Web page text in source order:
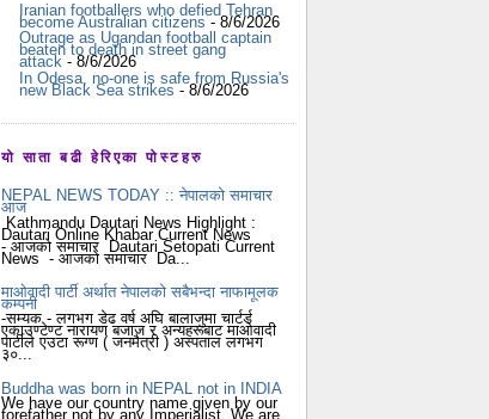
Iranian footballers who defied Tehran
become Australian citizens - 8/6/2026
Outrage as Ugandan football captain
beaten to death in street gang
attack - 8/6/2026
In Odesa, no-one is safe from Russia's
new Black Sea strikes- 8/6/2026
यो साता बढी हेरिएका पोस्टहरु
NEPAL NEWS TODAY :: नेपालको समाचार
आज
Kathmandu Dautari News Highlight :
Dautari Online Khabar Current News
- आजको समाचार Dautari Setopati Current
News - आजको समाचार Da...
माओवादी पार्टी अर्थात नेपालको सबैभन्दा नाफामूलक
कम्पनी
-सम्यक - लगभग डेढ वर्ष अघि बालाजुमा चार्टर्ड
एकाउण्टेण्ट नारायण बजाज र अन्यहरूबाट माओवादी
पार्टीले एउटा रूग्ण ( जनमैत्री ) अस्पताल लगभग
३०...
Buddha was born in NEPAL not in INDIA
We have our country name given by our
forefather not by any Imperialist. We are